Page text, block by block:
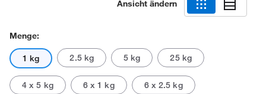
Ansicht ändern
Menge:
1 kg 2.5 kg 5 kg 25 kg
4 x 5 kg 6 x 1 kg 6 x 2.5 kg